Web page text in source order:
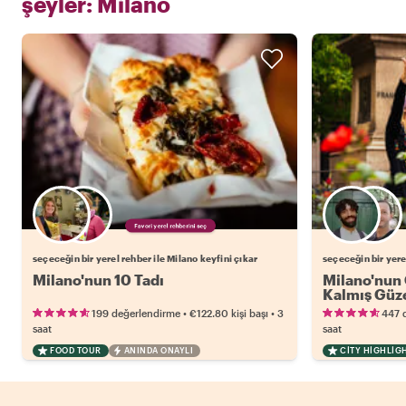
Favori yerel rehberini seç
seçeceğin bir yerel rehber ile Milano keyfini çıkar
Milano'nun 10 Tadı
199 değerlendirme • €122.80 kişi başı • 3
saat
FOOD TOUR ANINDA ONAYLI
seçeceğin bir
Milano'nun
Kalmış
447
saat
CITY